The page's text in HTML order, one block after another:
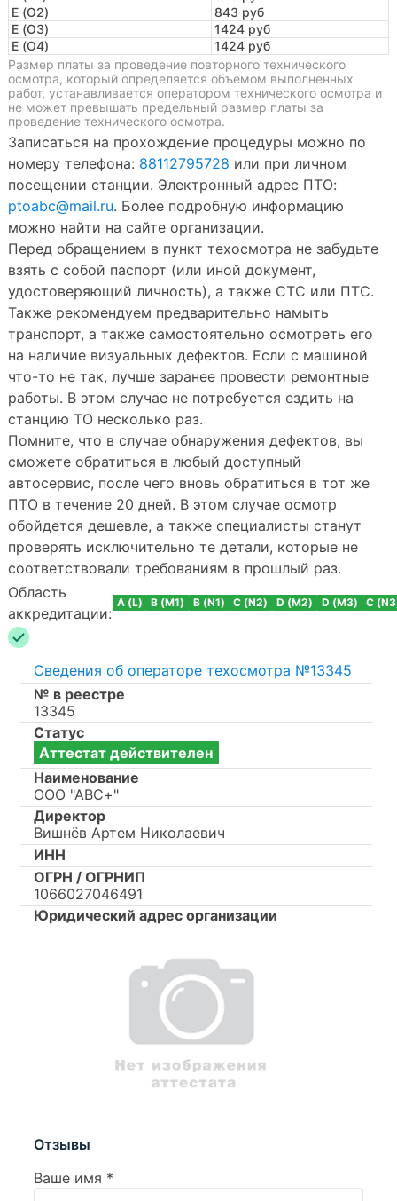
E (O2)
843 руб
E (O3)
1424 руб
E (O4)
1424 руб
Размер платы за проведение повторного технического
осмотра, который определяется объемом выполненных
работ, устанавливается оператором технического осмотра и
не может превышать предельный размер платы за
проведение технического осмотра.
Записаться на прохождение процедуры можно по
номеру телефона: 88112795728 или при личном
посещении станции. Электронный адрес ПТО:
ptoabc@mail.ru. Более подробную информацию
можно найти на сайте организации.
Перед обращением в пункт техосмотра не забудьте
взять с собой паспорт (или иной документ,
удостоверяющий личность), а также СТС или ПТС.
Также рекомендуем предварительно намыть
транспорт, а также самостоятельно осмотреть его
на наличие визуальных дефектов. Если с машиной
что-то не так, лучше заранее провести ремонтные
работы. В этом случае не потребуется ездить на
станцию ТО несколько раз.
Помните, что в случае обнаружения дефектов, вы
сможете обратиться в любый доступный
автосервис, после чего вновь обратиться в тот же
ПТО в течение 20 дней. В этом случае осмотр
обойдется дешевле, а также специалисты станут
проверять исключительно те детали, которые не
соответствовали требованиям в прошлый раз.
Область
аккредитации:
A (L) B (M1) B (N1) C (N2) D (M2) D (M3) C
Сведения об операторе техосмотра №13345
№ в реестре
13345
Статус
Аттестат действителен
Наименование
ООО "АВС+"
Директор
Вишнёв Артем Николаевич
ИНН
ОГРН / ОГРНИП
1066027046491
Юридический адрес организации
Отзывы
Ваше имя *